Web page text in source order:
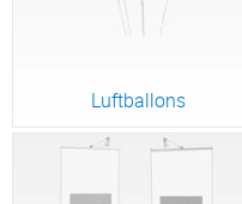
Luftballons